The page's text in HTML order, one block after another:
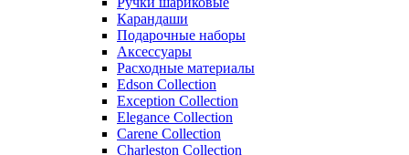
Карандаши
Подарочные наборы
Аксессуары
Расходные материалы
Edson Collection
Exception Collection
Elegance Collection
Carene Collection
Charleston Collection